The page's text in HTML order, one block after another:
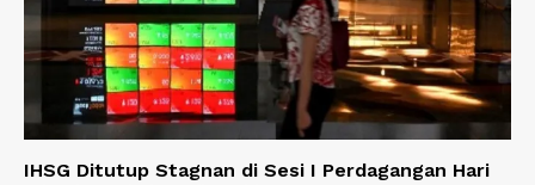
IHSG Ditutup Stagnan di Sesi I Perdagangan Hari